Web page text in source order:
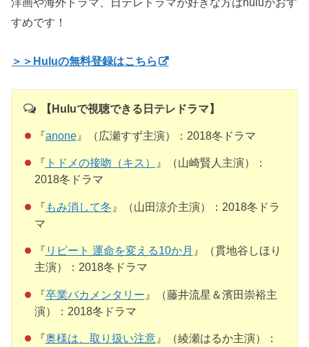
洋画や海外ドラマ、日テレドラマが好きな方はhuluがおす
すめです！
＞＞Huluの無料登録はこちら
【Huluで視聴できる日テレドラマ】
『anone』（広瀬すず主演）：2018冬ドラマ
『 トドメの接吻（キス）
』（山崎賢人主演）：
2018冬ドラマ
『 もみ消して冬 』（山田涼介主演）：2018冬ドラ
マ
『 リピート 運命を変える10か月 』（貫地谷しほり
主演）：2018冬ドラマ
『卒業バカメンタリー 』（藤井流星＆濱田崇裕主
演）：2018冬ドラマ
『奥様は、取り扱い注意』（綾瀬はるか主演）：